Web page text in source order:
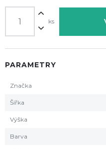
ks
PARAMETRY
Značka
Šířka
Výška
Barva